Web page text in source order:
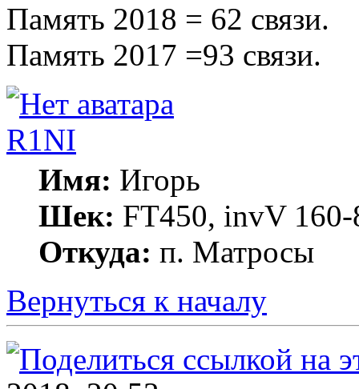
Память 2018 = 62 связи.
Память 2017 =93 связи.
R1NI
Имя: Игорь
Шек: FT450, invV
Откуда: п. Матросы
Вернуться к началу